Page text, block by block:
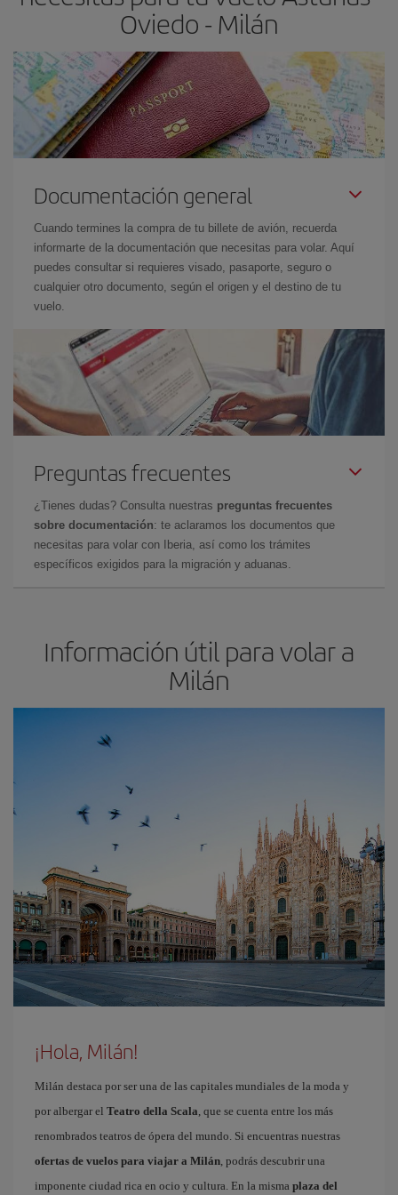
Oviedo - Milán
Documentación general
Cuando termines la compra de tu billete de avión, recuerda
informarte de la documentación que necesitas para volar. Aquí
puedes consultar si requieres visado, pasaporte, seguro o
cualquier otro documento, según el origen y el destino de tu
vuelo.
Preguntas frecuentes
¿Tienes dudas? Consulta nuestras preguntas frecuentes
sobre documentación: te aclaramos los documentos que
necesitas para volar con Iberia, así como los trámites
específicos exigidos para la migración y aduanas.
Información útil para volar a
Milán
¡Hola, Milán!
Milán destaca por ser una de las capitales mundiales de la moda y
por albergar el Teatro della Scala, que se cuenta entre los más
renombrados teatros de ópera del mundo. Si encuentras nuestras
ofertas de vuelos para viajar a Milán, podrás descubrir una
imponente ciudad rica en ocio y cultura. En la misma plaza del